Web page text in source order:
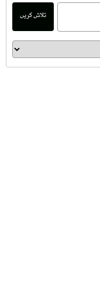
تلاش کریں